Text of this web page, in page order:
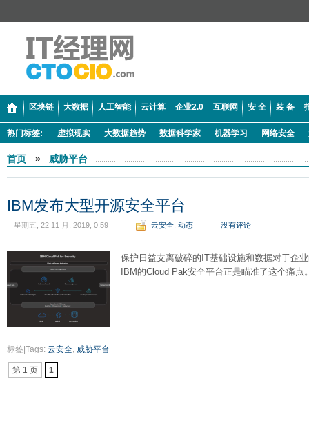
区块链 大数据 人工智能 云计算 企业2.0 互联网 安 全 装 备
热门标签: 虚拟现实 大数据趋势 数据科学家 机器学习 网络安全
首页 » 威胁平台
IBM发布大型开源安全平台
星期五, 22 11 月, 2019, 0:59 云安全 动态 没有评论
保护日益支离破碎的IT基础设施和数据对于企
IBM的Cloud Pak安全平台正是瞄准了这个痛点
标签|Tags: 云安全, 威胁平台
第 1 页 1